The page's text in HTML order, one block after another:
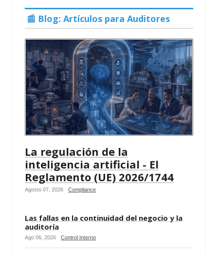
- El Reglamento (UE)
2026/1744
📰 Blog: Artículos para Auditores
La regulación de la
inteligencia artificial - El
Reglamento (UE) 2026/1744
Agosto 07, 2026 Compliance
Las fallas en la continuidad del negocio y la
auditoría
Ago 06, 2026 Control Interno